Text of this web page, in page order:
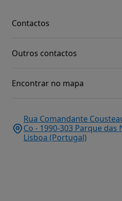
Contactos
Outros contactos
Encontrar no mapa
Rua Comandante
Co - 1990-303 Parque das
Lisboa (Portugal)